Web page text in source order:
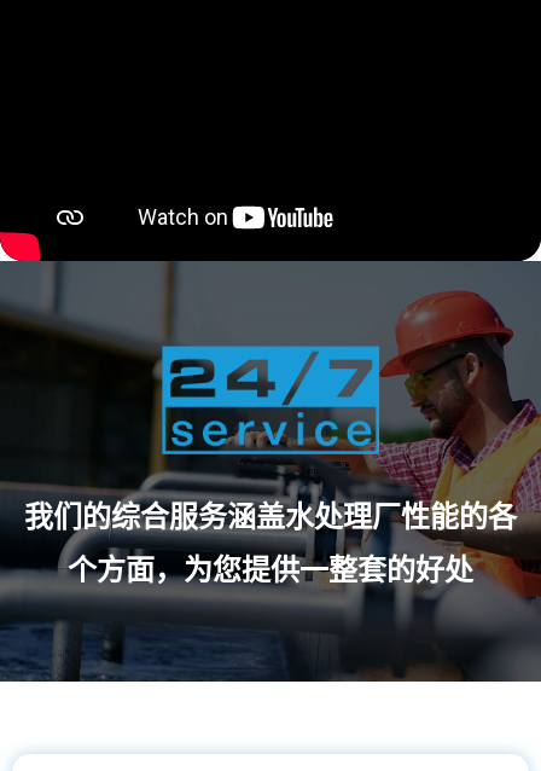
我们的综合服务涵盖水处理厂性能的各
个方面，为您提供一整套的好处